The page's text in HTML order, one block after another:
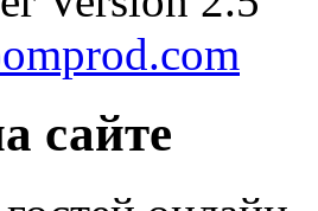
сайте